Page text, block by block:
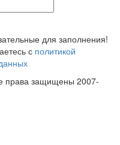
для заполнения!
с политикой
права защищены 2007-